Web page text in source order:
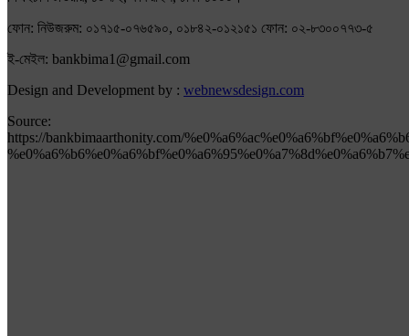
ফোন: নিউজরুম: ০১৭১৫-০৭৬৫৯০, ০১৮৪২-০১২১৫১ ফোন: ০২-৮৩০০৭৭৩-৫
ই-মেইল: bankbima1@gmail.com
Design and Development by : webnewsdesign.com
Source:
https://bankbimaarthonity.com/